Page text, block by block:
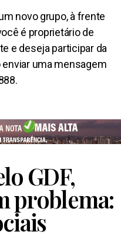
novo grupo, à frente
é proprietário de
e deseja participar da
enviar uma mensagem
GDF,
problema: